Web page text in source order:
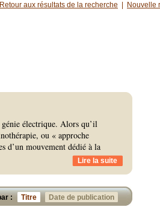
Retour aux résultats de la recherche Nouvelle
électrique. Alors qu’il
ou « approche
d’un mouvement dédié à la
Lire la suite
: Titre Date de publication